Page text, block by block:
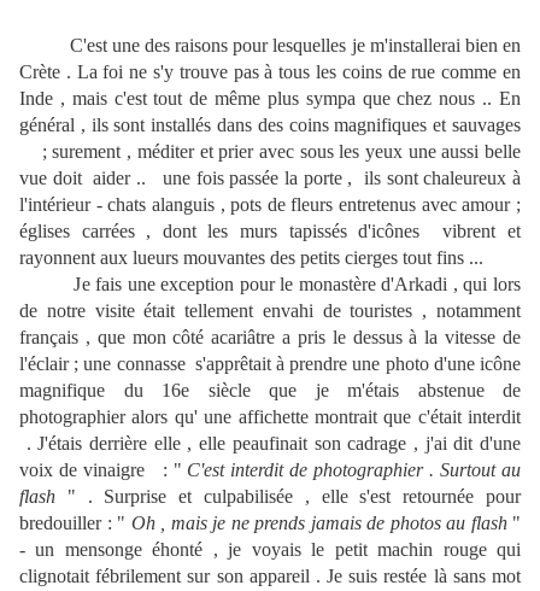
C'est une des raisons pour lesquelles je m'installerai bien en
Crète . La foi ne s'y trouve pas à tous les coins de rue comme en
Inde , mais c'est tout de même plus sympa que chez nous .. En
général , ils sont installés dans des coins magnifiques et sauvages
; surement , méditer et prier avec sous les yeux une aussi belle
vue doit aider .. une fois passée la porte , ils sont chaleureux à
l'intérieur - chats alanguis , pots de fleurs entretenus avec amour ;
églises carrées , dont les murs tapissés d'icônes vibrent et
rayonnent aux lueurs mouvantes des petits cierges tout fins ...
Je fais une exception pour le monastère d'Arkadi , qui lors
de notre visite était tellement envahi de touristes , notamment
français , que mon côté acariâtre a pris le dessus à la vitesse de
l'éclair ; une connasse s'apprêtait à prendre une photo d'une icône
magnifique du 16e siècle que je m'étais abstenue de
photographier alors qu' une affichette montrait que c'était interdit
. J'étais derrière elle , elle peaufinait son cadrage , j'ai dit d'une
voix de vinaigre : " C'est interdit de photographier . Surtout au
flash " . Surprise et culpabilisée , elle s'est retournée pour
bredouiller : " Oh , mais je ne prends jamais de photos au flash"
- un mensonge éhonté , je voyais le petit machin rouge qui
clignotait fébrilement sur son appareil . Je suis restée là sans mot